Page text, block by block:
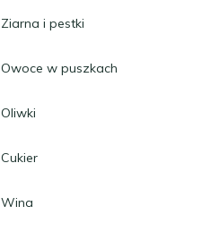
Ziarna i pestki
Owoce w puszkach
Oliwki
Cukier
Wina